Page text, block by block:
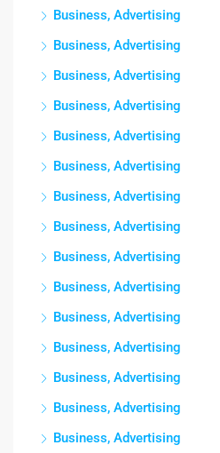
Business, Advertising
Business, Advertising
Business, Advertising
Business, Advertising
Business, Advertising
Business, Advertising
Business, Advertising
Business, Advertising
Business, Advertising
Business, Advertising
Business, Advertising
Business, Advertising
Business, Advertising
Business, Advertising
Business, Advertising